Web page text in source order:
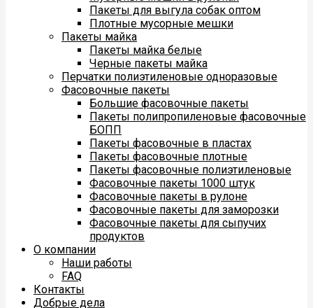
Пакеты для выгула собак оптом
Плотные мусорные мешки
Пакеты майка
Пакеты майка белые
Черные пакеты майка
Перчатки полиэтиленовые одноразовые
Фасовочные пакеты
Большие фасовочные пакеты
Пакеты полипропиленовые фасовочные
БОПП
Пакеты фасовочные в пластах
Пакеты фасовочные плотные
Пакеты фасовочные полиэтиленовые
Фасовочные пакеты 1000 штук
Фасовочные пакеты в рулоне
Фасовочные пакеты для заморозки
Фасовочные пакеты для сыпучих
продуктов
О компании
Наши работы
FAQ
Контакты
Добрые дела